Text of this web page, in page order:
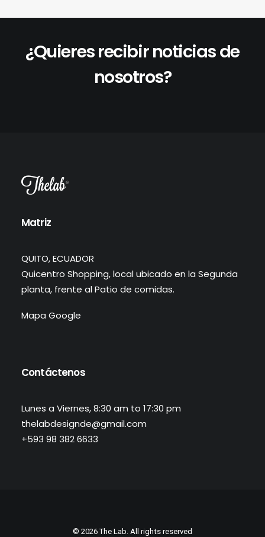
¿Quieres recibir noticias de
nosotros?
Matriz
QUITO, ECUADOR
Quicentro Shopping, local ubicado en la Segunda
planta, frente al Patio de comidas.
Mapa Google
Contáctenos
Lunes a Viernes, 8:30 am to 17:30 pm
thelabdesignde@gmail.com
+593 98 382 6633
© 2026 The Lab. All rights reserved